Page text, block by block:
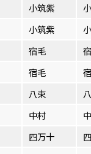
小筑紫
小筑紫
宿毛
宿毛
八束
中村
四万十